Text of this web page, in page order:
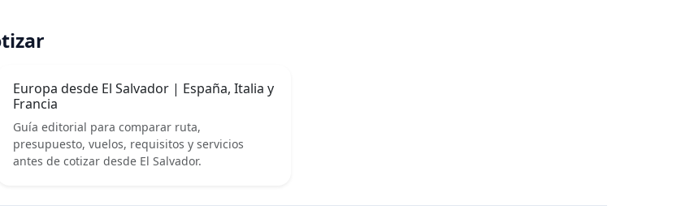
Europa desde El Salvador | España, Italia y
Francia
Guía editorial para comparar ruta,
presupuesto, vuelos, requisitos y servicios
antes de cotizar desde El Salvador.